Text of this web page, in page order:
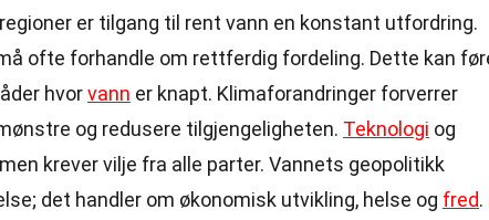
er tilgang til rent vann en konstant utfordring.
ofte forhandle om rettferdig fordeling. Dette kan
hvorvann er knapt. Klimaforandringer forverrer
og redusere tilgjengeligheten. Teknologi og
krever vilje fra alle parter. Vannets geopolitikk
det handler om økonomisk utvikling, helse og fred.